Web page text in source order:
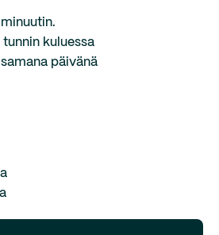
minuutin.
tunnin kuluessa
päivänä